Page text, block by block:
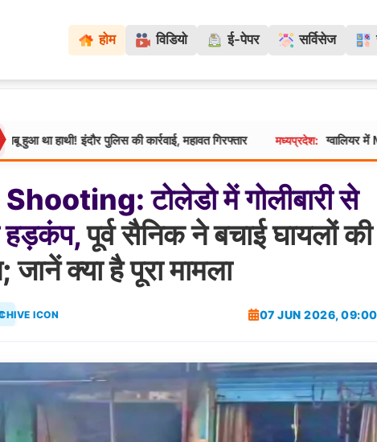
होम विडियो ई-पेपर सर्विसेज
पुलिस की कार्रवाई, महावत गिरफ्तार मध्यप्रदेश: ग्वालियर में MITS की
Shooting: टोलेडोमेंगोलीबारीसे
हड़कंप,पूर्व सैनिक ने बचाई घायलों की
जानें क्या है पूरा मामला
07 JUN 2026,